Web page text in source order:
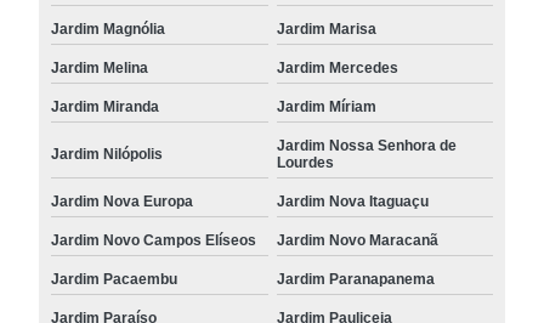
Jardim Magnólia Jardim Marisa
Jardim Melina Jardim Mercedes
Jardim Miranda Jardim Míriam
Jardim Nilópolis
Jardim Nossa Senhora de
Lourdes
Jardim Nova Europa Jardim Nova Itaguaçu
Jardim Novo Campos Elíseos Jardim Novo Maracanã
Jardim Pacaembu Jardim Paranapanema
Jardim Paraíso Jardim Pauliceia